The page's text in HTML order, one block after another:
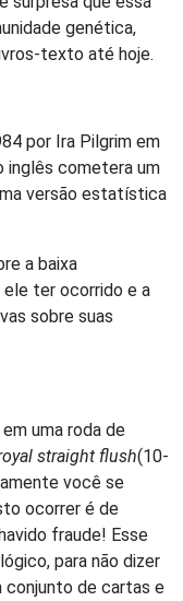
genética,
texto até hoje.
por Ira Pilgrim em
inglês cometera um
versão estatística
a baixa
ter ocorrido e a
sobre suas
uma roda de
straight flush(10-
você se
ocorrer é de
fraude! Esse
para não dizer
conjunto de cartas e